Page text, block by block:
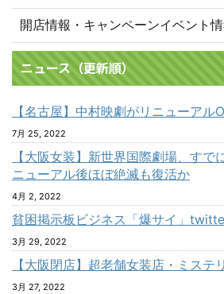
開店情報・キャンペーンイベント
ニュース（更新順）
【名古屋】中村映劇がリニューアル
7月 25, 2022
【大阪女装】新世界国際劇場、すで
ニューアル後ほぼ絶滅も復活か
4月 2, 2022
貧困掲示板ビジネス「爆サイ」
3月 29, 2022
【大阪閉店】超老舗女装店・ミステ
3月 27, 2022